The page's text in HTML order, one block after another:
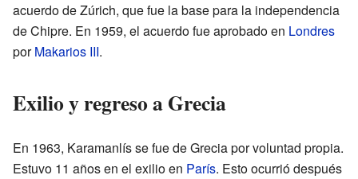
acuerdo de Zúrich, que fue la base para la independencia
de Chipre. En 1959, el acuerdo fue aprobado en Londres
porMakarios III.
Exilio y regreso a Grecia
En 1963, Karamanlís se fue de Grecia por voluntad propia.
Estuvo 11 años en el exilio en París. Esto ocurrió después